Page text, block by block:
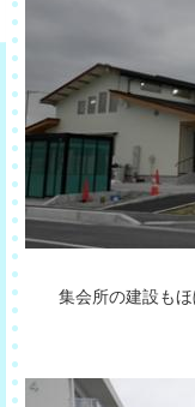
集会所の建設もほ